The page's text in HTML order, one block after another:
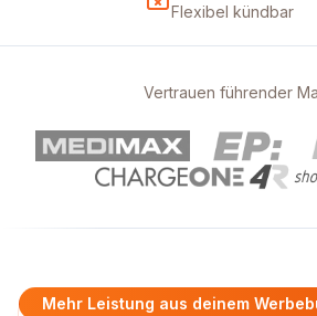
Flexibel kündbar
Vertrauen führender
Mehr Leistung aus deinem